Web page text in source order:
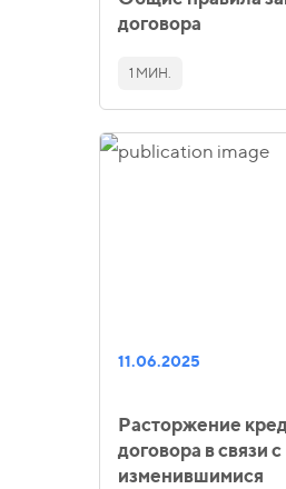
договора
1 МИН.
11.06.2025
Расторжение
договора в связи с
изменившимися